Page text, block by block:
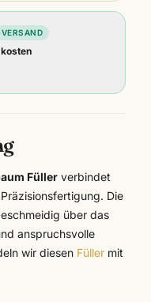
Füller verbindet
Die
über das
anspruchsvolle
wir diesen Füller mit